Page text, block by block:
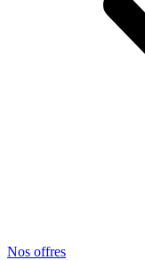
Nos offres